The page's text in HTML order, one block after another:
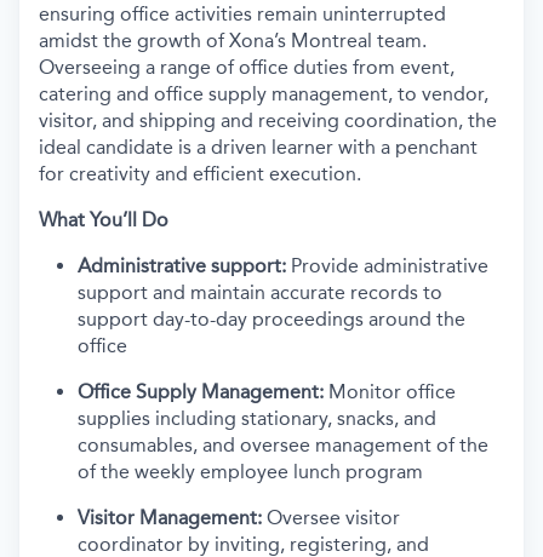
ensuring office activities remain uninterrupted
amidst the growth of Xona’s Montreal team.
Overseeing a range of office duties from event,
catering and office supply management, to vendor,
visitor, and shipping and receiving coordination, the
ideal candidate is a driven learner with a penchant
for creativity and efficient execution.
What You’ll Do
Administrative support: Provide administrative
support and maintain accurate records to
support day-to-day proceedings around the
office
Office Supply Management: Monitor office
supplies including stationary, snacks, and
consumables, and oversee management of the
of the weekly employee lunch program
Visitor Management: Oversee visitor
coordinator by inviting, registering, and